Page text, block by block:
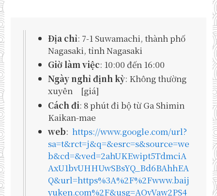
Địa chỉ: 7-1 Suwamachi, thành phố
Nagasaki, tỉnh Nagasaki
Giờ làm việc: 10:00 đến 16:00
Ngày nghỉ định kỳ: Không thường
xuyên [giá]
Cách đi: 8 phút đi bộ từ Ga Shimin
Kaikan-mae
web: https://www.google.com/url?
sa=t&rct=j&q=&esrc=s&source=we
b&cd=&ved=2ahUKEwipt5TdmciA
AxU1bvUHHUwSBsYQ_Bd6BAhhEA
Q&url=https%3A%2F%2Fwww.baij
yuken.com%2F&usg=AOvVaw2PS4